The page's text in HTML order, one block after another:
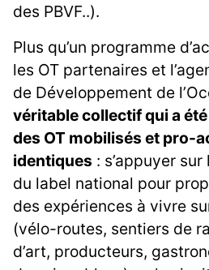
des PBVF..).
Plus qu’un programme
les OT partenaires et
de Développement de
véritable collectif qui a
des OT mobilisés et pro-
identiques : s’appuyer
du label national pour
des expériences à vivre
(vélo-routes, sentiers de
d’art, producteurs,